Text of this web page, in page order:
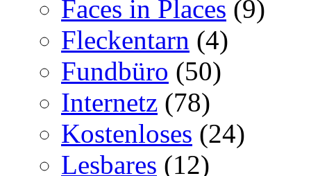
Faces in Places (9)
Fleckentarn (4)
Fundbüro (50)
Internetz (78)
Kostenloses (24)
Lesbares (12)